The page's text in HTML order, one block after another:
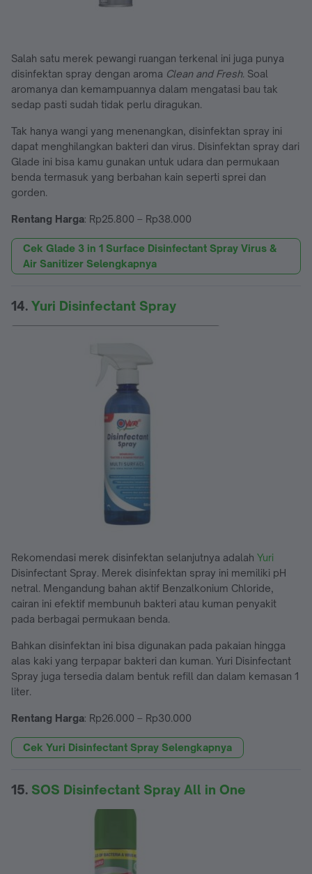
Salah satu merek pewangi ruangan terkenal ini juga punya
disinfektan spray dengan aroma Clean and Fresh. Soal
aromanya dan kemampuannya dalam mengatasi bau tak
sedap pasti sudah tidak perlu diragukan.
Tak hanya wangi yang menenangkan, disinfektan spray ini
dapat menghilangkan bakteri dan virus. Disinfektan spray dari
Glade ini bisa kamu gunakan untuk udara dan permukaan
benda termasuk yang berbahan kain seperti sprei dan
gorden.
Rentang Harga: Rp25.800 – Rp38.000
Cek Glade 3 in 1 Surface Disinfectant Spray Virus &
Air Sanitizer Selengkapnya
14. Yuri Disinfectant Spray
Rekomendasi merek disinfektan selanjutnya adalah Yuri
Disinfectant Spray. Merek disinfektan spray ini memiliki pH
netral. Mengandung bahan aktif Benzalkonium Chloride,
cairan ini efektif membunuh bakteri atau kuman penyakit
pada berbagai permukaan benda.
Bahkan disinfektan ini bisa digunakan pada pakaian hingga
alas kaki yang terpapar bakteri dan kuman. Yuri Disinfectant
Spray juga tersedia dalam bentuk refill dan dalam kemasan 1
liter.
Rentang Harga: Rp26.000 – Rp30.000
Cek Yuri Disinfectant Spray Selengkapnya
15. SOS Disinfectant Spray All in One